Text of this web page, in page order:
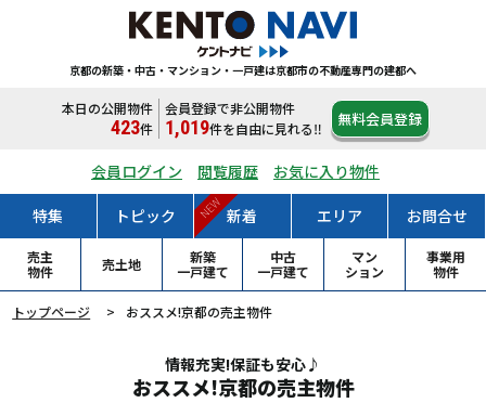
京都の新築・中古・マンション・一戸建は京都市の不動産専門の建都へ
本日の公開物件
423件
会員登録で非公開物件
1,019件を自由に見れる‼ 無料会員登録
会員ログイン 閲覧履歴 お気に入り物件
特集 トピック 新着
NEW エリア お問合せ
売主
物件
売土地
新築
一戸建て
中古
一戸建て
マン
ション
事業用
物件
トップページ おススメ!京都の売主物件
情報充実!保証も安心♪
おススメ!京都の売主物件